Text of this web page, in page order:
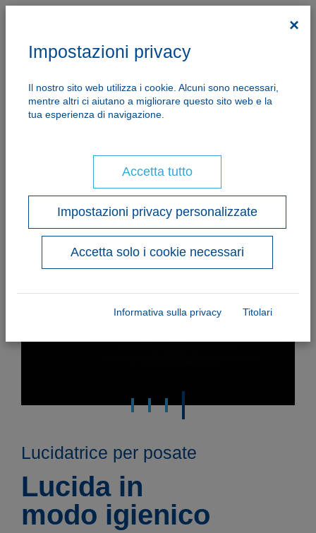
Lucidatrice per posate
Lucida in
modo igienico
×
Impostazioni privacy
Il nostro sito web utilizza i cookie. Alcuni sono necessari,
mentre altri ci aiutano a migliorare questo sito web e la
tua esperienza di navigazione.
Accetta tutto
Impostazioni privacy personalizzate
Accetta solo i cookie necessari
Informativa sulla privacy Titolari